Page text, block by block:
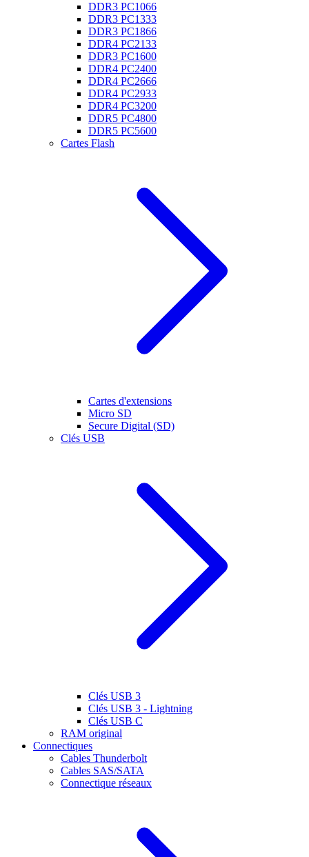
DDR3 PC1066
DDR3 PC1333
DDR3 PC1866
DDR4 PC2133
DDR3 PC1600
DDR4 PC2400
DDR4 PC2666
DDR4 PC2933
DDR4 PC3200
DDR5 PC4800
DDR5 PC5600
Cartes Flash
Cartes d'extensions
Micro SD
Secure Digital (SD)
Clés USB
Clés USB 3
Clés USB 3 - Lightning
Clés USB C
RAM original
Connectiques
Cables Thunderbolt
Cables SAS/SATA
Connectique réseaux